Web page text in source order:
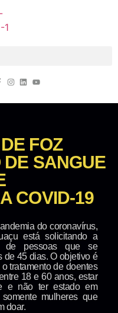
FOZ
SANGUE
COVID-19
do coronavírus,
está solicitando a
de pessoas que se
de 45 dias. O objetivo é
tratamento de doentes
18 e 60 anos, estar
e não ter estado em
mulheres que
doar.